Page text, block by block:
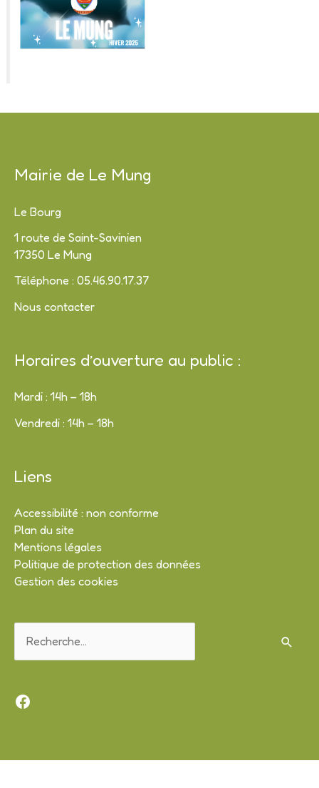
Mairie de Le Mung
Le Bourg
1 route de Saint-Savinien
17350 Le Mung
Téléphone : 05.46.90.17.37
Nous contacter
Horaires d’ouverture au public :
Mardi : 14h – 18h
Vendredi : 14h – 18h
Liens
Accessibilité : non conforme
Plan du site
Mentions légales
Politique de protection des données
Gestion des cookies
Facebook